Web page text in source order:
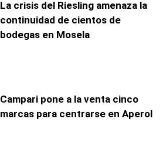
La crisis del Riesling amenaza la
continuidad de cientos de
bodegas en Mosela
Campari pone a la venta cinco
marcas para centrarse en Aperol